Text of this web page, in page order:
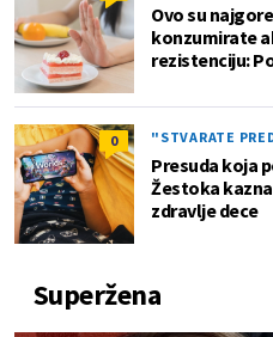
Ovo su
konzumirate
rezistenciju:
0 "STVARATE
Presuda koja
Žestoka
zdravlje dece
Superžena